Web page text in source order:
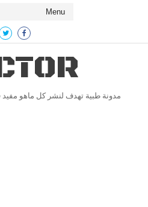
مدونة طبية تهدف لنشر كل ماهو